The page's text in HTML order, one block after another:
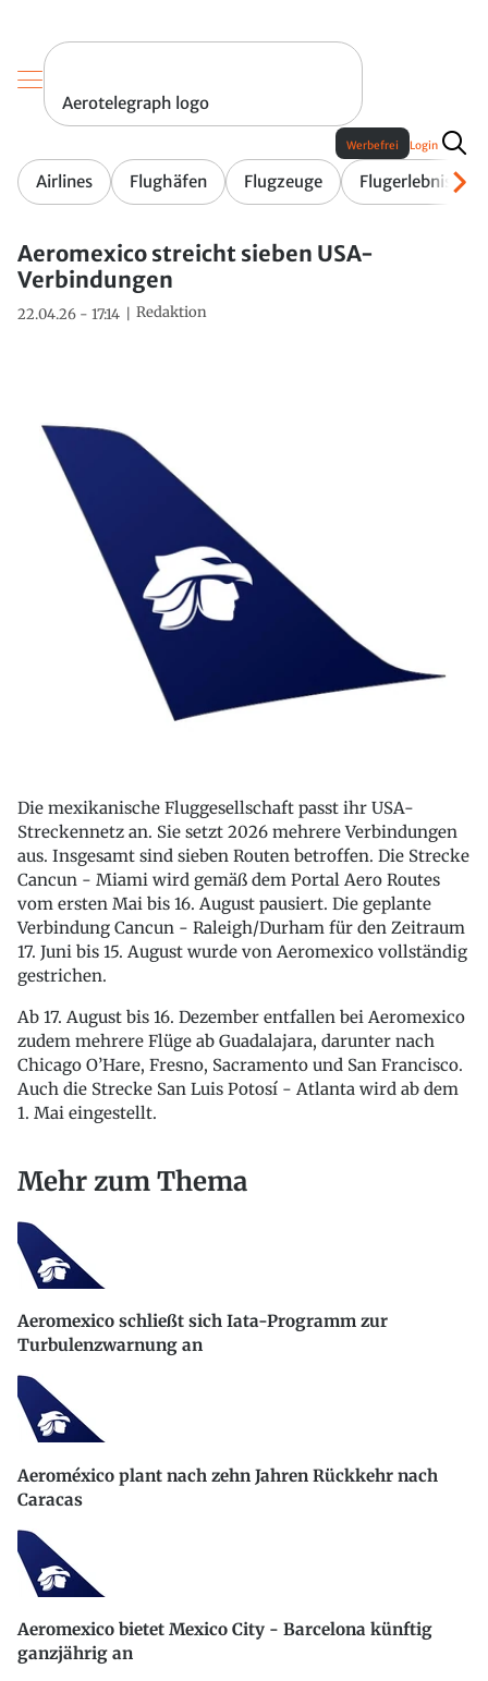
Aerotelegraph logo
Airlines Flughäfen Flugzeuge Flugerlebnis
Werbefrei Login
Aeromexico streicht sieben USA-
Verbindungen
22.04.26 - 17:14 Redaktion
Die mexikanische Fluggesellschaft passt ihr USA-
Streckennetz an. Sie setzt 2026 mehrere Verbindungen
aus. Insgesamt sind sieben Routen betroffen. Die Strecke
Cancun - Miami wird gemäß dem Portal Aero Routes
vom ersten Mai bis 16. August pausiert. Die geplante
Verbindung Cancun - Raleigh/Durham für den Zeitraum
17. Juni bis 15. August wurde von Aeromexico vollständig
gestrichen.
Ab 17. August bis 16. Dezember entfallen bei Aeromexico
zudem mehrere Flüge ab Guadalajara, darunter nach
Chicago O’Hare, Fresno, Sacramento und San Francisco.
Auch die Strecke San Luis Potosí - Atlanta wird ab dem
1. Mai eingestellt.
Mehr zum Thema
Aeromexico schließt sich Iata-Programm zur
Turbulenzwarnung an
Aeroméxico plant nach zehn Jahren Rückkehr nach
Caracas
Aeromexico bietet Mexico City - Barcelona künftig
ganzjährig an